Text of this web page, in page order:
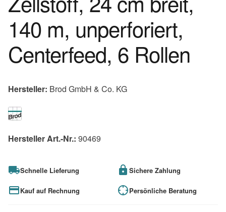
140 m, unperforiert,
Centerfeed, 6 Rollen
Hersteller: Brod GmbH & Co. KG
Hersteller Art.-Nr.: 90469
Schnelle Lieferung Sichere Zahlung
Kauf auf Rechnung Persönliche Beratung